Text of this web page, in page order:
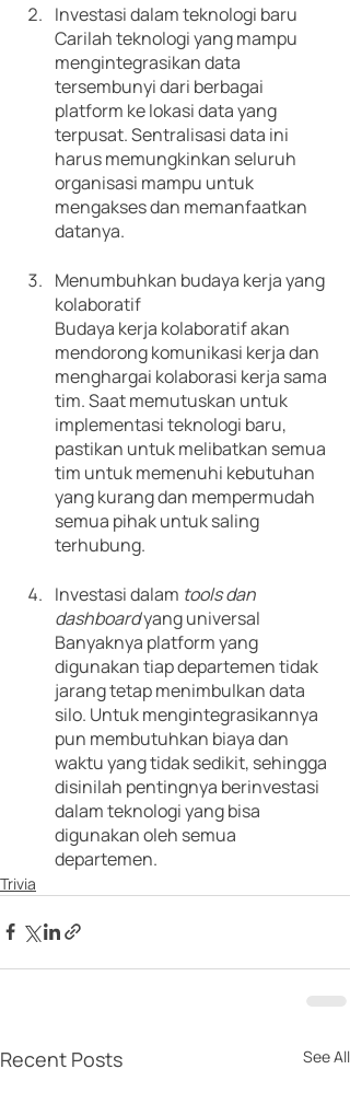
Investasi dalam teknologi baru
Carilah teknologi yang mampu
mengintegrasikan data
tersembunyi dari berbagai
platform ke lokasi data yang
terpusat. Sentralisasi data ini
harus memungkinkan seluruh
organisasi mampu untuk
mengakses dan memanfaatkan
datanya.
Menumbuhkan budaya kerja yang
kolaboratif
Budaya kerja kolaboratif akan
mendorong komunikasi kerja dan
menghargai kolaborasi kerja sama
tim. Saat memutuskan untuk
implementasi teknologi baru,
pastikan untuk melibatkan semua
tim untuk memenuhi kebutuhan
yang kurang dan mempermudah
semua pihak untuk saling
terhubung.
Investasi dalam tools dan
dashboard yang universal
Banyaknya platform yang
digunakan tiap departemen tidak
jarang tetap menimbulkan data
silo. Untuk mengintegrasikannya
pun membutuhkan biaya dan
waktu yang tidak sedikit, sehingga
disinilah pentingnya berinvestasi
dalam teknologi yang bisa
digunakan oleh semua
departemen.
Trivia
Recent Posts See All